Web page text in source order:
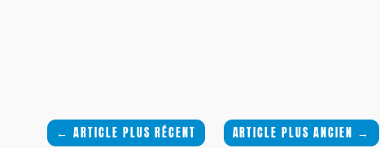
←ARTICLE PLUS RÉCENT ARTICLE PLUS ANCIEN →